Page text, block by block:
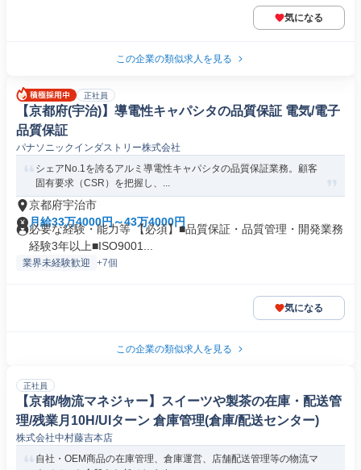
気になる
この企業の類似求人を見る
正社員
【京都府(宇治)】導電性キャパシタの品質保証 電気/電子
品質保証
パナソニックインダストリー株式会社
シェアNo.1を誇るアルミ導電性キャパシタの品質保証業務。顧客
固有要求（CSR）を把握し、...
京都府宇治市
月給33万4000円～43万4000円
必要な経験・能力等 【必須】■品質保証・品質管理・開発業務
経験3年以上■ISO9001...
業界未経験歓迎 +7個
気になる
この企業の類似求人を見る
正社員
【京都/物流マネジャー】スイーツや製茶の在庫・配送管
理/残業月10H/UIターン 倉庫管理(倉庫/配送センター)
株式会社中村藤吉本店
自社・OEM商品の在庫管理、倉庫運営、店舗配送管理等の物流マ